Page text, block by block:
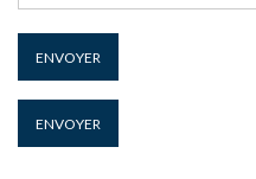
ENVOYER
ENVOYER